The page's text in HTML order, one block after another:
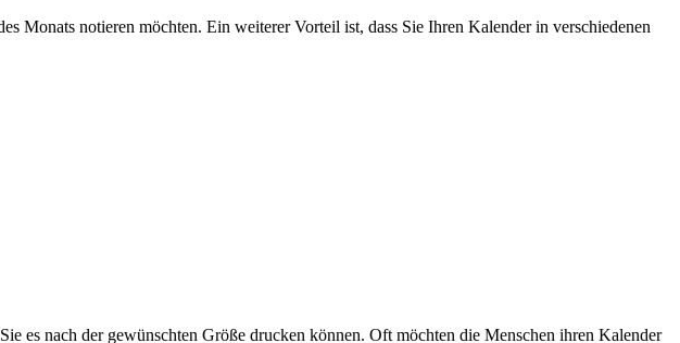
Monats notieren möchten. Ein weiterer Vorteil ist, dass Sie Ihren Kalender in verschiedenen
es nach der gewünschten Größe drucken können. Oft möchten die Menschen ihren Kalender